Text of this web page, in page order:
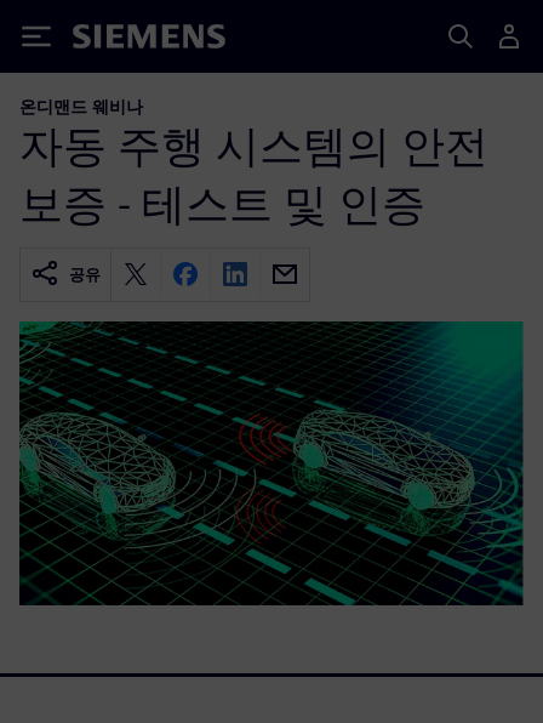
Siemens
온디맨드 웨비나
자동 주행 시스템의 안전
보증 - 테스트 및 인증
공유